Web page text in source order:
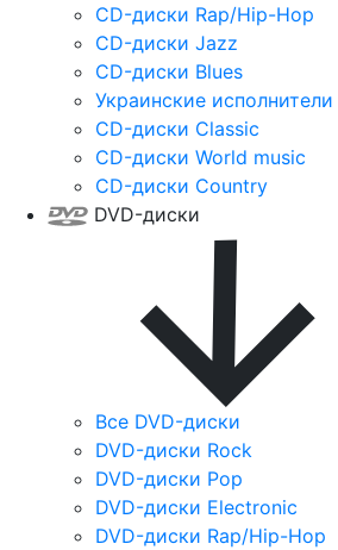
CD-диски Rap/Hip-Hop
CD-диски Jazz
CD-диски Blues
Украинские исполнители
CD-диски Classic
CD-диски World music
CD-диски Country
DVD-диски
Все DVD-диски
DVD-диски Rock
DVD-диски Pop
DVD-диски Electronic
DVD-диски Rap/Hip-Hop